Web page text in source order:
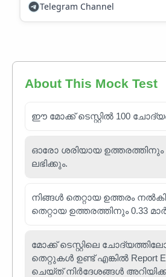
Telegram Channel
About This Mock Test
ഈ മോക്ക് ടെസ്റ്റിൽ 100
ഓരോ ശരിയായ ഉത്തരത്തിനും
ലഭിക്കും.
നിങ്ങൾ തെറ്റായ ഉത്തരം
തെറ്റായ ഉത്തരത്തിനും 0.33
മോക്ക് ടെസ്റ്റിലെ
തെറ്റുകൾ ഉണ്ട് എങ്കിൽ Report
ചെയ്ത് നിർദേശങ്ങൾ